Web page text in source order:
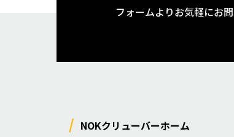
フォームよりお気軽にお
NOKクリューバーホーム